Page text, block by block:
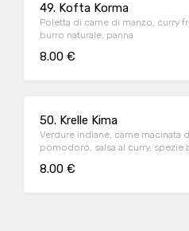
49. Kofta Korma
Poletta di carne di manzo, curry
burro naturale, panna
8.00 €
50. Krelle Kima
Verdure indiane, carne macinata
pomodoro, salsa al curry, spezie
8.00 €